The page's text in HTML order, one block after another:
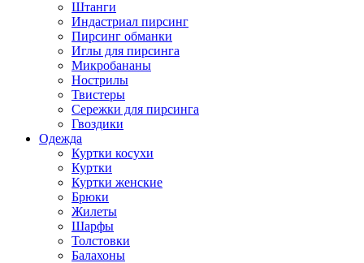
Штанги
Индастриал пирсинг
Пирсинг обманки
Иглы для пирсинга
Микробананы
Нострилы
Твистеры
Сережки для пирсинга
Гвоздики
Одежда
Куртки косухи
Куртки
Куртки женские
Брюки
Жилеты
Шарфы
Толстовки
Балахоны